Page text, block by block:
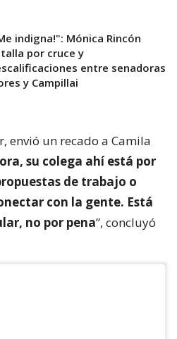
indigna!": Mónica Rincón
por cruce y
entre senadoras
y Campillai
envió un recado a Camila
su colega ahí está por
de trabajo o
con la gente. Está
no por pena”, concluyó